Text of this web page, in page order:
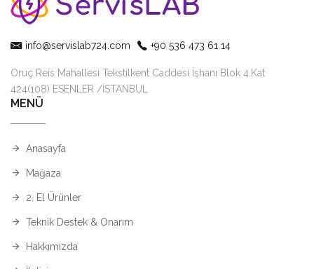
info@servislab724.com +90 536 473 61 14
Oruç Reis Mahallesi Tekstilkent Caddesi İşhanı Blok 4.Kat
424(108) ESENLER /İSTANBUL
MENÜ
Anasayfa
Mağaza
2. El Ürünler
Teknik Destek & Onarım
Hakkımızda